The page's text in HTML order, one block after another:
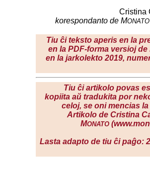
Cristina
korespondanto de MONATO
Tiu ĉi teksto aperis en la
en la PDF-forma versioj de
en la jarkolekto 2019,
Tiu ĉi artikolo povas
kopiita aŭ tradukita por
celoj, se oni mencias
Artikolo de Cristina
MONATO
Lasta adapto de tiu ĉi paĝo: